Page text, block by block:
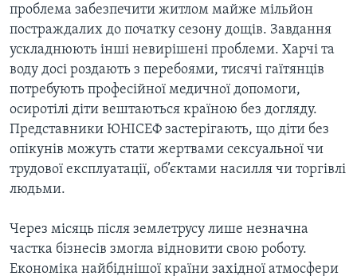
БРИФІНГ ГОЛОСУ АМЕРИКИ
СТУДІЯ ВАШИНГТОН
ВІКНО В АМЕРИКУ
ПРАЙМ-ТАЙМ
ПОГЛЯД З ВАШИНГТОНА
Learning English
МИ В СОЦМЕРЕЖАХ
Мови
проблема забезпечити житлом майже мільйон
постраждалих до початку сезону дощів. Завдання
ускладнюють інші невирішені проблеми. Харчі та
воду досі роздають з перебоями, тисячі гаїтянців
потребують професійної медичної допомоги,
осиротілі діти вештаються країною без догляду.
Представники ЮНІСЕФ застерігають, що діти без
опікунів можуть стати жертвами сексуальної чи
трудової експлуатації, об’єктами насилля чи торгівлі
людьми.
Через місяць після землетрусу лише незначна
частка бізнесів змогла відновити свою роботу.
Економіка найбіднішої країни західної атмосфери